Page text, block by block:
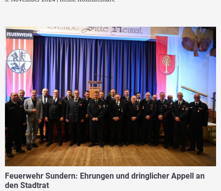
Feuerwehr Sundern: Ehrungen und dringlicher Appell an
den Stadtrat